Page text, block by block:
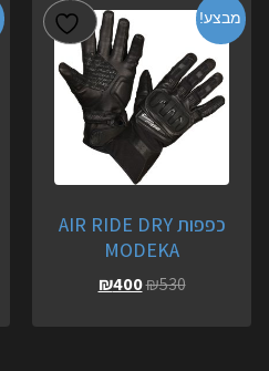
מבצע!
כפפות AIR RIDE DRY
MODEKA
₪530
₪400